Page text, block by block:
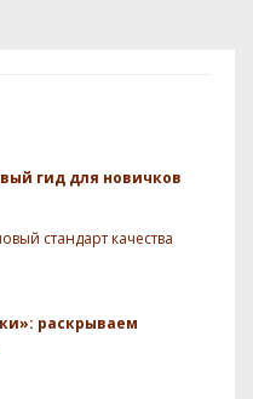
гид для новичков
стандарт качества
раскрываем